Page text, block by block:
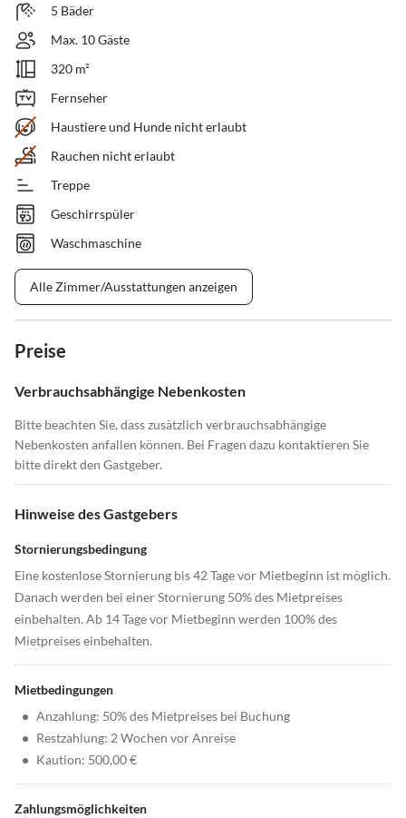
5 Bäder
Max. 10 Gäste
320 m²
Fernseher
Haustiere und Hunde nicht erlaubt
Rauchen nicht erlaubt
Treppe
Geschirrspüler
Waschmaschine
Alle Zimmer/Ausstattungen anzeigen
Preise
Verbrauchsabhängige Nebenkosten
Bitte beachten Sie, dass zusätzlich verbrauchsabhängige
Nebenkosten anfallen können. Bei Fragen dazu kontaktieren Sie
bitte direkt den Gastgeber.
Hinweise des Gastgebers
Stornierungsbedingung
Eine kostenlose Stornierung bis 42 Tage vor Mietbeginn ist möglich.
Danach werden bei einer Stornierung 50% des Mietpreises
einbehalten. Ab 14 Tage vor Mietbeginn werden 100% des
Mietpreises einbehalten.
Mietbedingungen
• Anzahlung: 50% des Mietpreises bei Buchung
• Restzahlung: 2 Wochen vor Anreise
• Kaution: 500,00 €
Zahlungsmöglichkeiten